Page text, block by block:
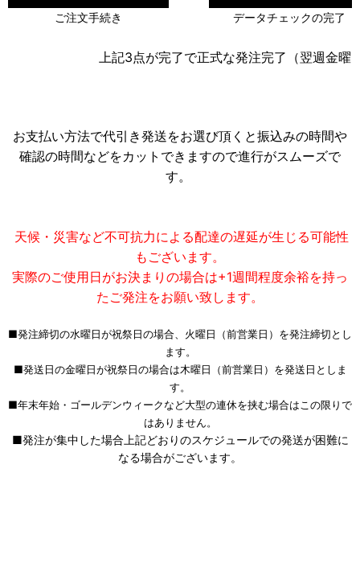
ご注文手続き データチェックの完了
上記3点が完了で正式な発注完了（翌週金曜
お支払い方法で代引き発送をお選び頂くと振込みの時間や
確認の時間などをカットできますので進行がスムーズで
す。
天候・災害など不可抗力による配達の遅延が生じる可能性
もございます。
実際のご使用日がお決まりの場合は+1週間程度余裕を持っ
たご発注をお願い致します。
■発注締切の水曜日が祝祭日の場合、火曜日（前営業日）を発注締切とし
ます。
■発送日の金曜日が祝祭日の場合は木曜日（前営業日）を発送日としま
す。
■年末年始・ゴールデンウィークなど大型の連休を挟む場合はこの限りで
はありません。
■発注が集中した場合上記どおりのスケジュールでの発送が困難に
なる場合がございます。